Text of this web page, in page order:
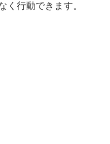
く行動できます。